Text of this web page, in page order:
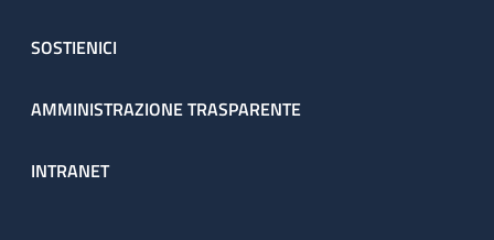
SOSTIENICI
AMMINISTRAZIONE TRASPARENTE
INTRANET